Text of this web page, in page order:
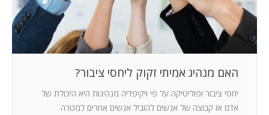
האם מנהיג אמיתי זקוק ליחסי ציבור?
יחסי ציבור ופוליטיקה על פי ויקיפדיה מנהיגות היא היכולת של
אדם או קבוצה של אנשים להוביל אנשים אחרים למטרה